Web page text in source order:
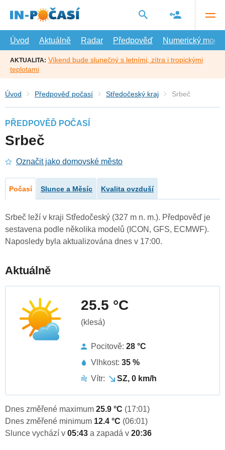
hlavní
Úvod
Aktuálně Radar Předpověď Numerický model
AKTUALITA: Víkend bude slunečný s letními, zítra i tropickými
teplotami
Úvod Předpověď počasí Středočeský kraj Srbeč
PŘEDPOVĚĎ POČASÍ
Srbeč
Označit jako domovské město
Počasí Slunce a Měsíc Kvalita ovzduší
Srbeč leží v kraji Středočeský (327 m n. m.). Předpověď je
sestavena podle několika modelů (ICON, GFS, ECMWF).
Naposledy byla aktualizována dnes v 17:00.
Aktuálně
25.5 °C
(klesá)
Pocitově: 28 °C
Vlhkost: 35 %
Vítr:
SZ, 0 km/h
Dnes změřené maximum 25.9 °C (17:01)
Dnes změřené minimum 12.4 °C (06:01)
Slunce vychází v 05:43 a zapadá v 20:36